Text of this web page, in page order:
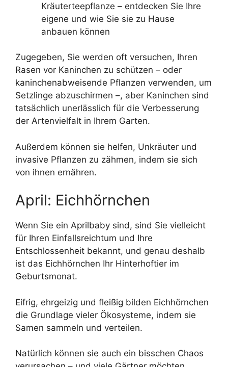
Kräuterteepflanze – entdecken Sie Ihre
eigene und wie Sie sie zu Hause
anbauen können
Zugegeben, Sie werden oft versuchen, Ihren
Rasen vor Kaninchen zu schützen – oder
kaninchenabweisende Pflanzen verwenden, um
Setzlinge abzuschirmen –, aber Kaninchen sind
tatsächlich unerlässlich für die Verbesserung
der Artenvielfalt in Ihrem Garten.
Außerdem können sie helfen, Unkräuter und
invasive Pflanzen zu zähmen, indem sie sich
von ihnen ernähren.
April: Eichhörnchen
Wenn Sie ein Aprilbaby sind, sind Sie vielleicht
für Ihren Einfallsreichtum und Ihre
Entschlossenheit bekannt, und genau deshalb
ist das Eichhörnchen Ihr Hinterhoftier im
Geburtsmonat.
Eifrig, ehrgeizig und fleißig bilden Eichhörnchen
die Grundlage vieler Ökosysteme, indem sie
Samen sammeln und verteilen.
Natürlich können sie auch ein bisschen Chaos